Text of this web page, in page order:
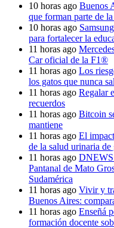
10 horas ago Buenos
que forman parte de
10 horas ago
para fortalecer la
11 horas ago
Car oficial de la F1®
11 horas ago Los
los gatos que nunca
11 horas ago Regalar
recuerdos
11 horas ago Bitcoin
mantiene
11 horas ago El
de la salud urinaria de
11 horas ago DNEWS
Pantanal de Mato
Sudamérica
11 horas ago Vivir y
Buenos Aires:
11 horas ago Enseñá
formación docente